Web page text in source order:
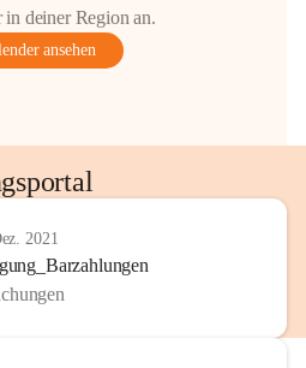
deiner Region an.
ansehen
2021